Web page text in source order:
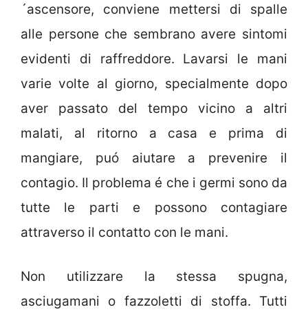
´ascensore, conviene mettersi di spalle
alle persone che sembrano avere sintomi
evidenti di raffreddore. Lavarsi le mani
varie volte al giorno, specialmente dopo
aver passato del tempo vicino a altri
malati, al ritorno a casa e prima di
mangiare, puó aiutare a prevenire il
contagio. Il problema é che i germi sono da
tutte le parti e possono contagiare
attraverso il contatto con le mani.
Non utilizzare la stessa spugna,
asciugamani o fazzoletti di stoffa. Tutti